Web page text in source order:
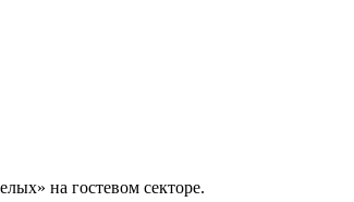
на гостевом секторе.